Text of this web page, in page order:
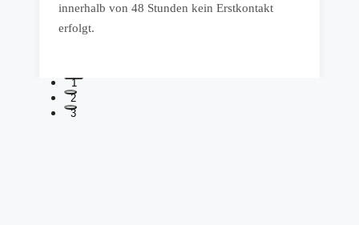
innerhalb von 48 Stunden kein Erstkontakt
erfolgt.
1
2
3